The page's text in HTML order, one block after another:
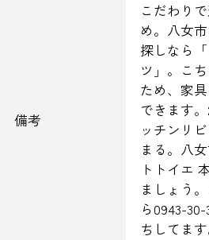
備考
こだわり
め。八女
探しなら
ツ」。こ
ため、家
できます
ッチンリ
まる。八
トトイエ
ましょう
ら0943-
ちしてます